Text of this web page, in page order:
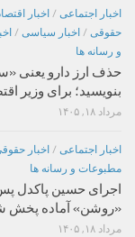
اخبار اجتماعی / اخبار
حقوقی / اخبار سیاسی /
و رسانه ها
حذف ارز دارو یعنی
بنویسید؛ برای وزیر
مرداد ۱۸, ۱۴۰۵
اخبار اجتماعی / اخبار
مطبوعات و رسانه ها
«روشن» آماده پخش
مرداد ۱۸, ۱۴۰۵